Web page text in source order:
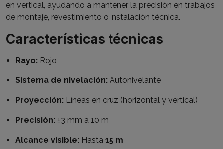
en vertical, ayudando a mantener la precisión en trabajos
de montaje, revestimiento o instalación técnica.
Características técnicas
Rayo: Rojo
Sistema de nivelación: Autonivelante
Proyección: Líneas en cruz (horizontal y vertical)
Precisión: ±3 mm a 10 m
Alcance visible: Hasta15 m